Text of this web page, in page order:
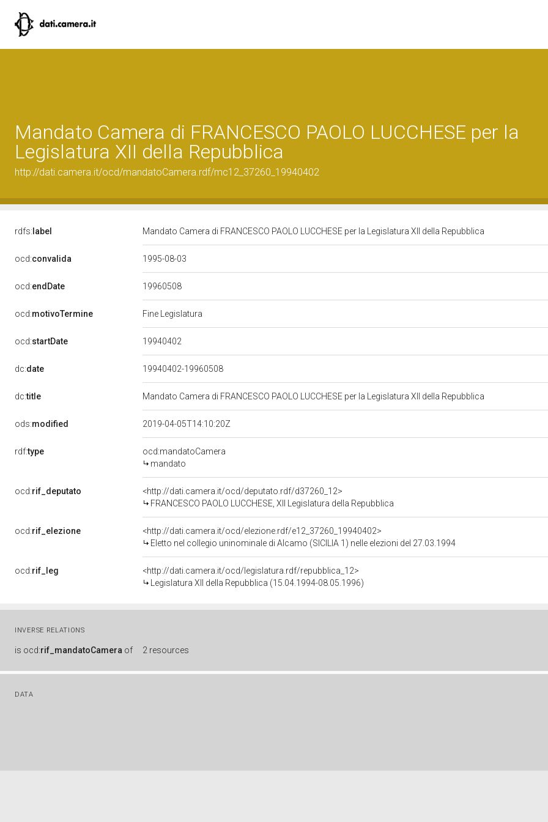
Mandato Camera di FRANCESCO PAOLO LUCCHESE per la
Legislatura XII della Repubblica
http://dati.camera.it/ocd/mandatoCamera.rdf/mc12_37260_19940402
rdfs: label Mandato Camera di FRANCESCO PAOLO LUCCHESE per la Legislatura XII della Repubblica
ocd:convalida 1995-08-03
ocd:endDate 19960508
ocd:motivoTermine Fine Legislatura
ocd:startDate 19940402
dc:date 19940402-19960508
dc:title Mandato Camera di FRANCESCO PAOLO LUCCHESE per la Legislatura XII della Repubblica
ods:modified 2019-04-05T14:10:20Z
rdf:type
ocd:mandatoCamera
mandato
ocd:rif_deputato
<http://dati.camera.it/ocd/deputato.rdf/d37260_12>
FRANCESCO PAOLO LUCCHESE, XII Legislatura della Repubblica
ocd:rif_elezione
<http://dati.camera.it/ocd/elezione.rdf/e12_37260_19940402>
Eletto nel collegio uninominale di Alcamo (SICILIA 1) nelle elezioni del 27.03.1994
ocd:rif_leg
<http://dati.camera.it/ocd/legislatura.rdf/repubblica_12>
Legislatura XII della Repubblica (15.04.1994-08.05.1996)
INVERSE RELATIONS
is ocd:rif_mandatoCamera of 2 resources
DATA